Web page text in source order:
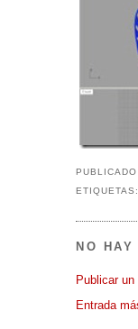
ETIQUETAS:
NO
Publicar
Entrada